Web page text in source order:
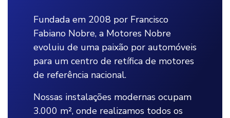
Fundada em 2008 por Francisco
Fabiano Nobre, a Motores Nobre
evoluiu de uma paixão por automóveis
para um centro de retífica de motores
de referência nacional.
Nossas instalações modernas ocupam
3.000 m², onde realizamos todos os